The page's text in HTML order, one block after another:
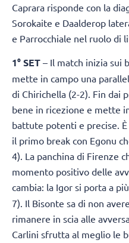
Caprara risponde con la
Sorokaite e Daalderop
e Parrocchiale nel ruolo di
1° SET – Il match inizia sui
mette in campo una
di Chirichella (2-2). Fin dai
bene in ricezione e mette
battute potenti e precise.
il primo break con Egonu
4). La panchina di Firenze
momento positivo delle
cambia: la Igor si porta a
7). Il Bisonte sa di non
rimanere in scia alle
Carlini sfrutta al meglio le